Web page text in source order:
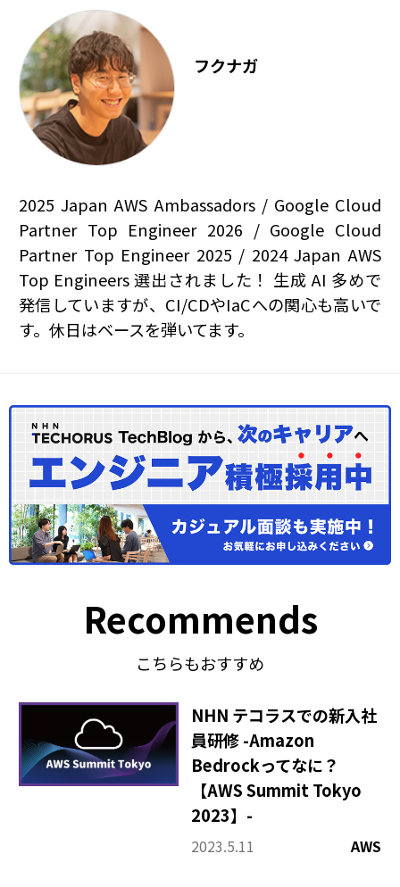
フクナガ
2025 Japan AWS Ambassadors / Google Cloud
Partner Top Engineer 2026 / Google Cloud
Partner Top Engineer 2025 / 2024 Japan AWS
Top Engineers 選出されました！ 生成 AI 多めで
発信していますが、CI/CDやIaCへの関心も高いで
す。休日はベースを弾いてます。
Recommends
こちらもおすすめ
NHN テコラスでの新入社
員研修 -Amazon
Bedrockってなに？
【AWS Summit Tokyo
2023】-
2023.5.11 AWS